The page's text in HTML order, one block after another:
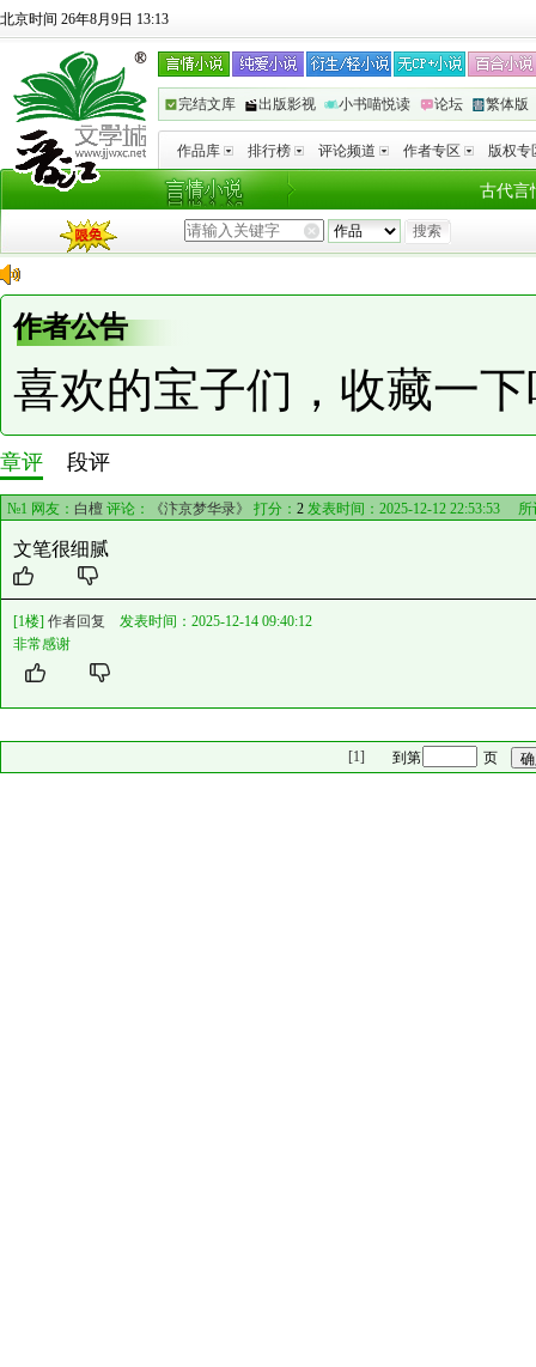
北京时间 26年8月9日 13:13
完结文库 出版影视 小书喵悦读 论坛 繁体版
作品库 排行榜 评论频道 作者专区 版权专
古代言
作者公告
喜欢的宝子们，收藏一
章评 段评
№1 网友： 白檀 评论： 《汴京梦华录》 打分： 2 发表时间：2025-12-12 22:53:53 所
文笔很细腻
[1楼] 作者回复 发表时间：2025-12-14 09:40:12
非常感谢
[1] 到第 页